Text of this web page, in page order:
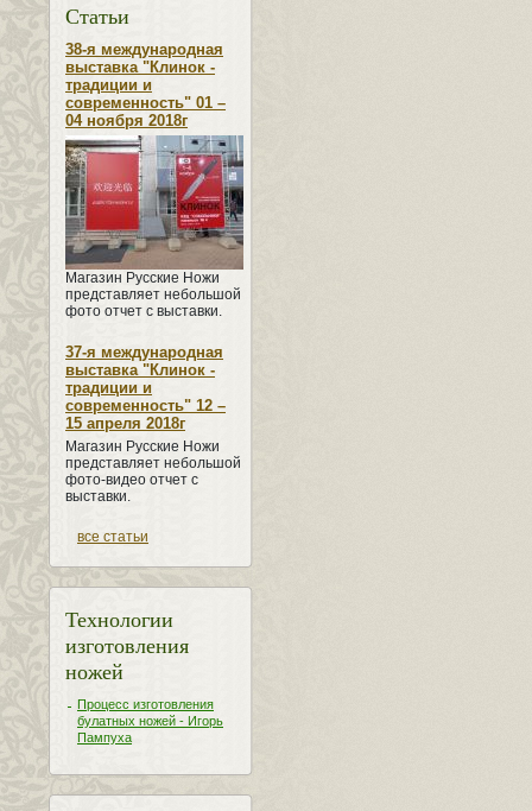
Статьи
38-я международная
выставка "Клинок -
традиции и
современность" 01 –
04 ноября 2018г
Магазин Русские Ножи
представляет небольшой
фото отчет с выставки.
37-я международная
выставка "Клинок -
традиции и
современность" 12 –
15 апреля 2018г
Магазин Русские Ножи
представляет небольшой
фото-видео отчет с
выставки.
все статьи
Технологии
изготовления
ножей
Процесс изготовления
булатных ножей - Игорь
Пампуха